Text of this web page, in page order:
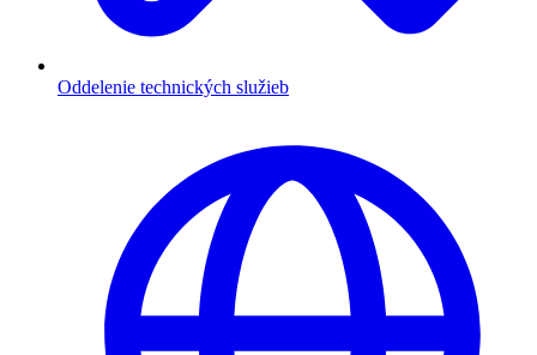
Oddelenie technických služieb